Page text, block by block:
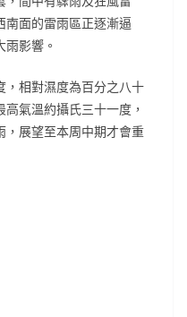
南面的雷雨區正逐漸逼
影響。
，相對濕度為百分之八十
氣溫約攝氏三十一度，
，展望至本周中期才會重